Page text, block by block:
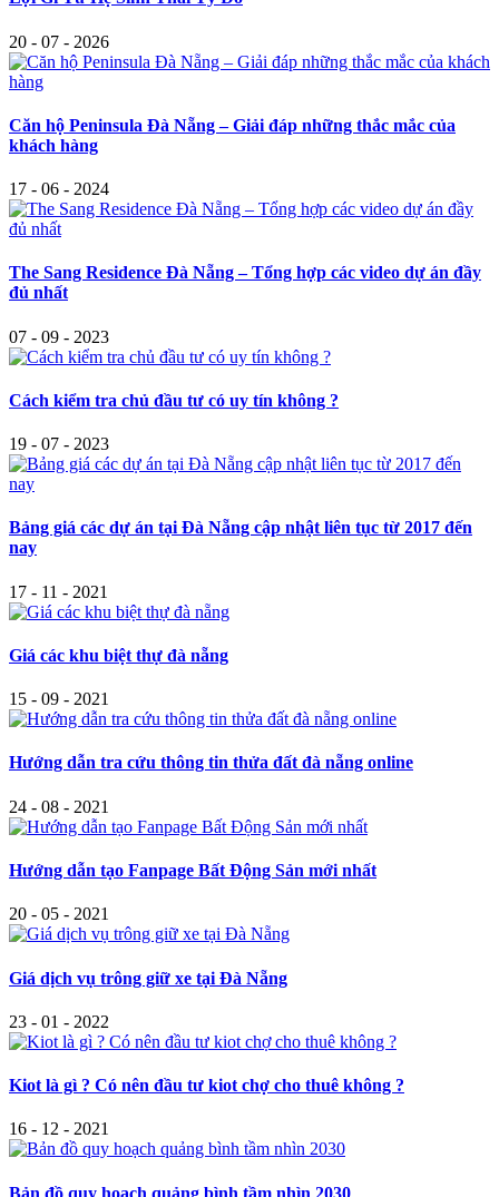
20 - 07 - 2026
Căn hộ Peninsula Đà Nẵng – Giải đáp những thắc mắc của
khách hàng
17 - 06 - 2024
The Sang Residence Đà Nẵng – Tổng hợp các video dự án đầy
đủ nhất
07 - 09 - 2023
Cách kiểm tra chủ đầu tư có uy tín không ?
19 - 07 - 2023
Bảng giá các dự án tại Đà Nẵng cập nhật liên tục từ 2017 đến
nay
17 - 11 - 2021
Giá các khu biệt thự đà nẵng
15 - 09 - 2021
Hướng dẫn tra cứu thông tin thửa đất đà nẵng online
24 - 08 - 2021
Hướng dẫn tạo Fanpage Bất Động Sản mới nhất
20 - 05 - 2021
Giá dịch vụ trông giữ xe tại Đà Nẵng
23 - 01 - 2022
Kiot là gì ? Có nên đầu tư kiot chợ cho thuê không ?
16 - 12 - 2021
Bản đồ quy hoạch quảng bình tầm nhìn 2030